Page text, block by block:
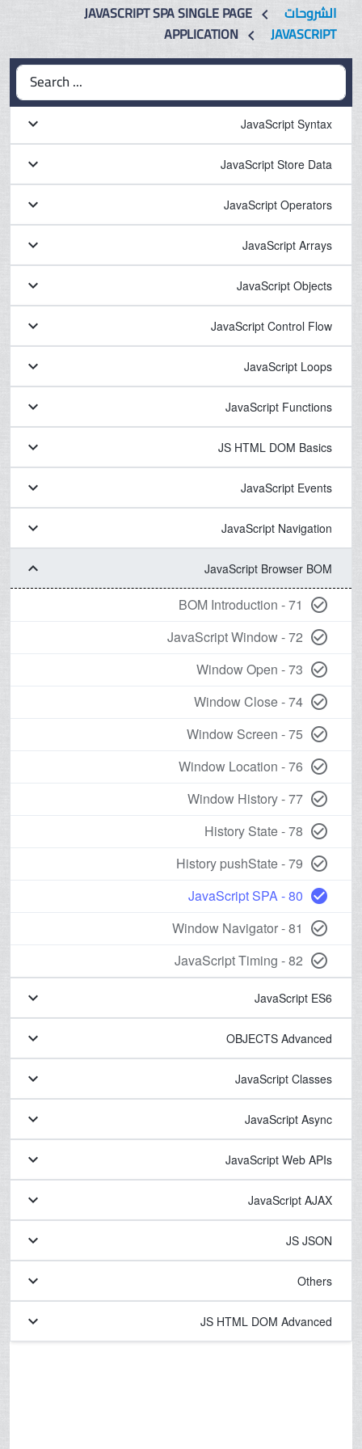
الشروحات chevron_left
JAVASCRIPT SPA SINGLE PAGE
APPLICATION chevron_left JAVASCRIPT
Search ...
JavaScript Syntax
keyboard_arrow_down
JavaScript Store Data
keyboard_arrow_down
JavaScript Operators
keyboard_arrow_down
JavaScript Arrays
keyboard_arrow_down
JavaScript Objects
keyboard_arrow_down
JavaScript Control Flow
keyboard_arrow_down
JavaScript Loops
keyboard_arrow_down
JavaScript Functions
keyboard_arrow_down
JS HTML DOM Basics
keyboard_arrow_down
JavaScript Events
keyboard_arrow_down
JavaScript Navigation
keyboard_arrow_down
JavaScript Browser BOM
keyboard_arrow_down
check_circle_outline
71 - BOM Introduction
check_circle_outline
72 - JavaScript Window
check_circle_outline
73 - Window Open
check_circle_outline
74 - Window Close
check_circle_outline
75 - Window Screen
check_circle_outline
76 - Window Location
check_circle_outline
77 - Window History
check_circle_outline
78 - History State
check_circle_outline
79 - History pushState
check_circle
80 - JavaScript SPA
check_circle_outline
81 - Window Navigator
check_circle_outline
82 - JavaScript Timing
JavaScript ES6
keyboard_arrow_down
OBJECTS Advanced
keyboard_arrow_down
JavaScript Classes
keyboard_arrow_down
JavaScript Async
keyboard_arrow_down
JavaScript Web APIs
keyboard_arrow_down
JavaScript AJAX
keyboard_arrow_down
JS JSON
keyboard_arrow_down
Others
keyboard_arrow_down
JS HTML DOM Advanced
keyboard_arrow_down